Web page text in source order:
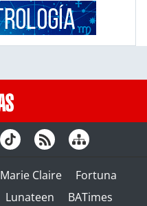
Marie Claire
Fortuna
Lunateen BATimes